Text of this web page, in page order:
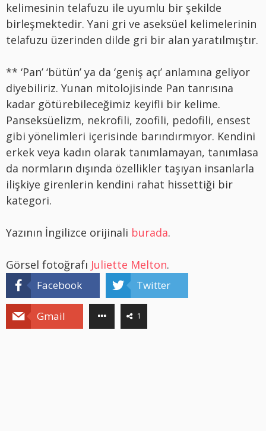
kelimesinin telafuzu ile uyumlu bir şekilde
birleşmektedir. Yani gri ve aseksüel kelimelerinin
telafuzu üzerinden dilde gri bir alan yaratılmıştır.
** ‘Pan’ ‘bütün’ ya da ‘geniş açı’ anlamına geliyor
diyebiliriz. Yunan mitolojisinde Pan tanrısına
kadar götürebileceğimiz keyifli bir kelime.
Panseksüelizm, nekrofili, zoofili, pedofili, ensest
gibi yönelimleri içerisinde barındırmıyor. Kendini
erkek veya kadın olarak tanımlamayan, tanımlasa
da normların dışında özellikler taşıyan insanlarla
ilişkiye girenlerin kendini rahat hissettiği bir
kategori.
Yazının İngilizce orijinali burada.
Görsel fotoğrafı Juliette Melton.
Facebook Twitter
Gmail 1